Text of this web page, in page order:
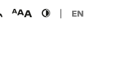
udogodnieniawielkość
czcionki
wysoki
kontrast
EN